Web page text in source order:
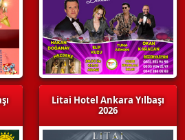
Litai Hotel Ankara Yılbaşı
2026